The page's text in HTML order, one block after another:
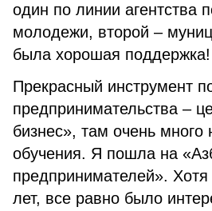
один по линии агентства
молодежи, второй –
была хорошая поддержка!
Прекрасный инструмент
предпринимательства –
бизнес», там очень много
обучения. Я пошла на
предпринимателей».
лет, все равно было